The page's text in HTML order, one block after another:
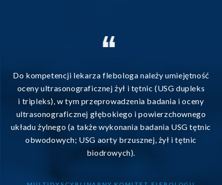
Do kompetencji lekarza flebologa należy umiejętność
oceny ultrasonograficznej żył i tętnic (USG dupleks
i tripleks), w tym przeprowadzenia badania i oceny
ultrasonograficznej głębokiego i powierzchownego
układu żylnego (a także wykonania badania USG tętnic
obwodowych; USG aorty brzusznej, żył i tętnic
biodrowych).